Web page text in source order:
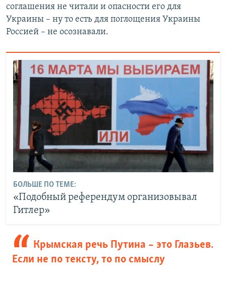
соглашения не читали и опасности его для
Украины – ну то есть для поглощения Украины
Россией – не осознавали.
БОЛЬШЕ ПО ТЕМЕ:
«Подобный референдум организовывал
Гитлер»
Крымская речь Путина – это Глазьев.
Если не по тексту, то по смыслу